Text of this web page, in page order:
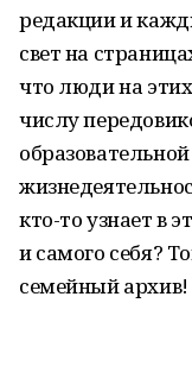
редакции и
свет на
что люди на
числу
кто-то узнает в
и самого себя?
семейный архив!